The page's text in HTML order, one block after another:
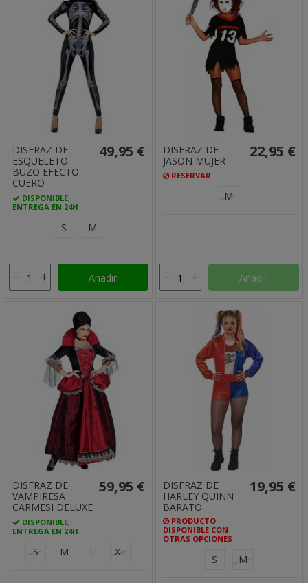
DISFRAZ DE
ESQUELETO
BUZO EFECTO
CUERO
DISPONIBLE,
ENTREGA EN 24H
49,95 €
S M
Añadir
DISFRAZ DE
JASON MUJER
RESERVAR
22,95 €
M
Añadir
DISFRAZ DE
VAMPIRESA
CARMESI DELUXE
DISPONIBLE,
ENTREGA EN 24H
59,95 €
S M L XL
DISFRAZ DE
HARLEY QUINN
BARATO
PRODUCTO
DISPONIBLE CON
OTRAS OPCIONES
19,95 €
S M